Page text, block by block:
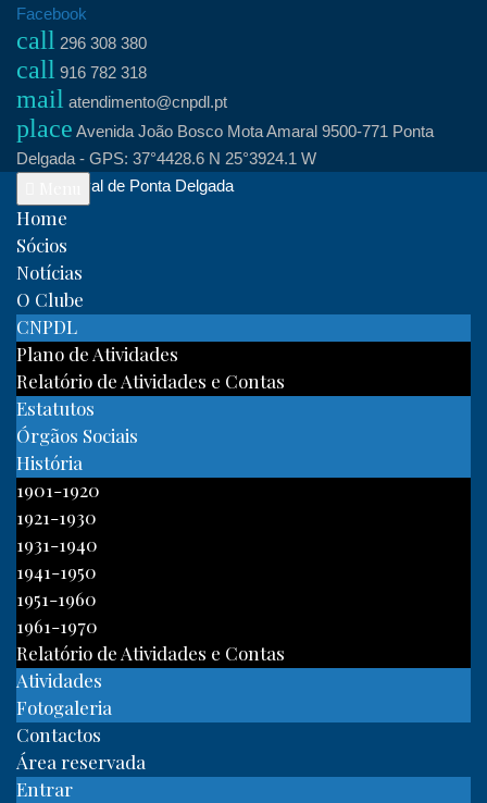
Skip
content
Facebook
call 296 308 380
call 916 782 318
mail atendimento@cnpdl.pt
place Avenida João Bosco Mota Amaral 9500-771 Ponta
Delgada - GPS: 37°4428.6 N 25°3924.1 W
Clube Naval de Ponta Delgada
Home
Sócios
Notícias
O Clube
CNPDL
Plano de Atividades
Relatório de Atividades e Contas
Estatutos
Órgãos Sociais
História
1901-1920
1921-1930
1931-1940
1941-1950
1951-1960
1961-1970
Relatório de Atividades e Contas
Atividades
Fotogaleria
Contactos
Área reservada
Entrar